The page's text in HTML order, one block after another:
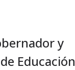
y
Educación